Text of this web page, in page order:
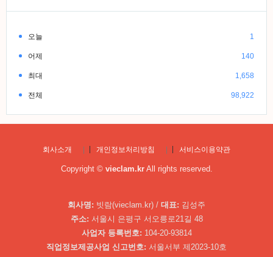
오늘 1
어제 140
최대 1,658
전체 98,922
회사소개 개인정보처리방침 서비스이용약관
Copyright © vieclam.krAll rights reserved.
회사명: 빗람(vieclam.kr) / 대표: 김성주
주소: 서울시 은평구 서오릉로21길 48
사업자 등록번호: 104-20-93814
직업정보제공사업 신고번호: 서울서부 제2023-10호